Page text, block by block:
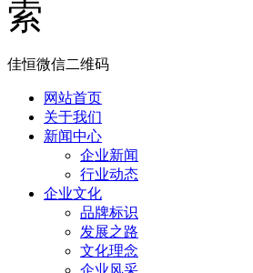
佳恒微信二维码
网站首页
关于我们
新闻中心
企业新闻
行业动态
企业文化
品牌标识
发展之路
文化理念
企业风采